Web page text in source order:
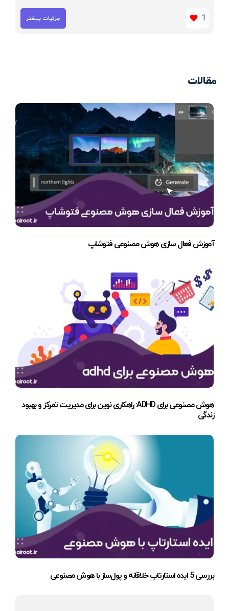
1 جزئیات بیشتر
مقالات
آموزش فعال سازی هوش مصنوعی فتوشاپ
هوش مصنوعی برای ADHD: راهکاری نوین برای مدیریت تمرکز و بهبود
زندگی
بررسی 5 ایده استارتاپ خلاقانه و پول‌ساز با هوش مصنوعی